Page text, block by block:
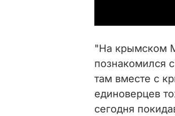
"На крымском
познакомился
там вместе с
единоверцев
сегодня